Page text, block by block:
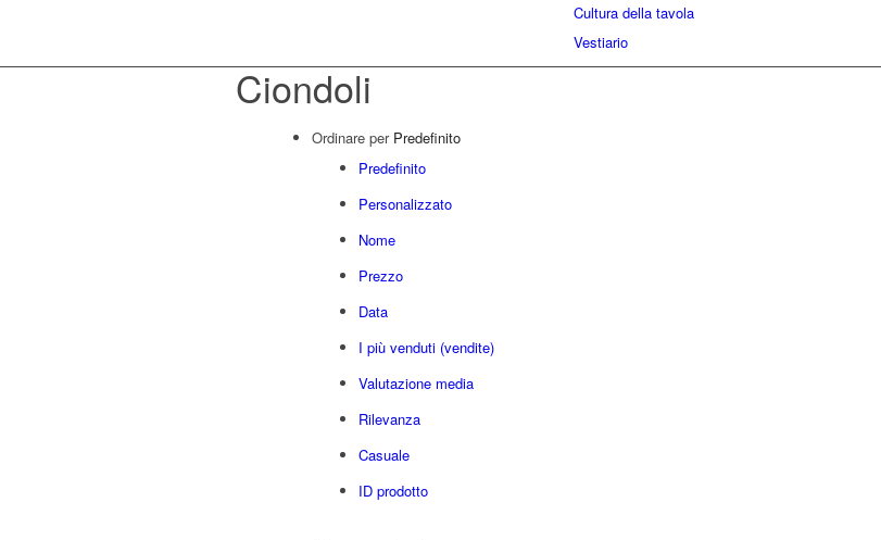
Cultura della tavola
Vestiario
Ciondoli
Ordinare per Predefinito
Predefinito
Personalizzato
Nome
Prezzo
Data
I più venduti (vendite)
Valutazione media
Rilevanza
Casuale
ID prodotto